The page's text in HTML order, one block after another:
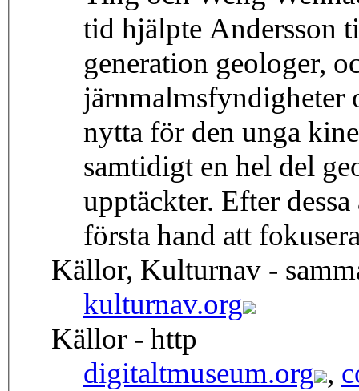
tid hjälpte Andersson
generation geologer,
järnmalmsfyndigheter
nytta för den unga
samtidigt en hel del
upptäckter. Efter
första hand att
Källor, Kulturnav -
kulturnav.org
Källor - http
digitaltmuseum.org ,